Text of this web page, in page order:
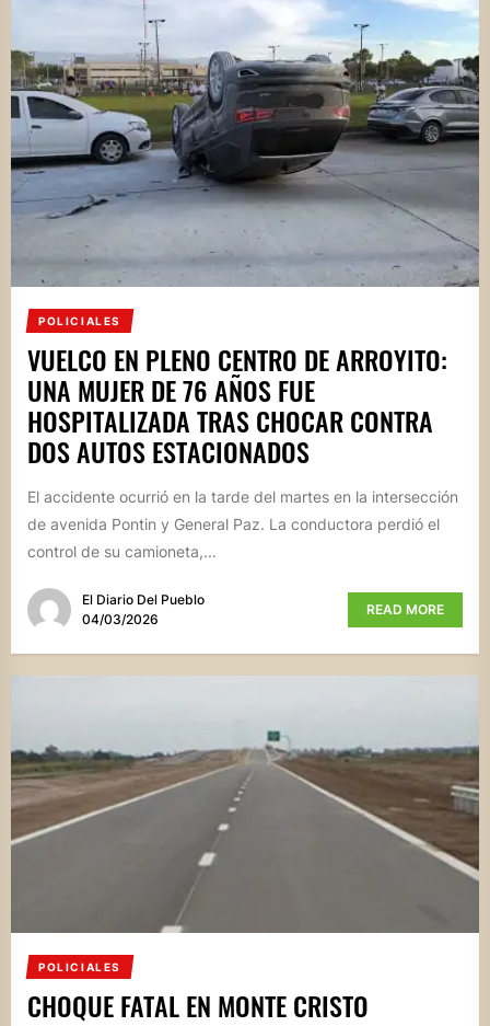
POLICIALES
VUELCO EN PLENO CENTRO DE ARROYITO:
UNA MUJER DE 76 AÑOS FUE
HOSPITALIZADA TRAS CHOCAR CONTRA
DOS AUTOS ESTACIONADOS
El accidente ocurrió en la tarde del martes en la intersección
de avenida Pontin y General Paz. La conductora perdió el
control de su camioneta,...
El Diario Del Pueblo
04/03/2026
READ MORE
POLICIALES
CHOQUE FATAL EN MONTE CRISTO